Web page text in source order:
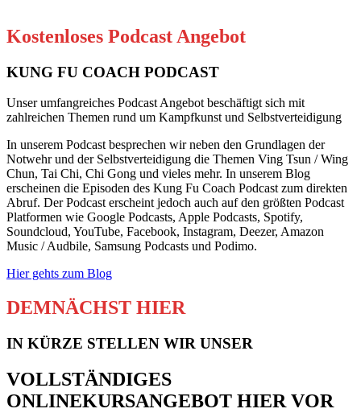
Kostenloses Podcast Angebot
KUNG FU COACH PODCAST
Unser umfangreiches Podcast Angebot beschäftigt sich mit
zahlreichen Themen rund um Kampfkunst und Selbstverteidigung
In unserem Podcast besprechen wir neben den Grundlagen der
Notwehr und der Selbstverteidigung die Themen Ving Tsun / Wing
Chun, Tai Chi, Chi Gong und vieles mehr. In unserem Blog
erscheinen die Episoden des Kung Fu Coach Podcast zum direkten
Abruf. Der Podcast erscheint jedoch auch auf den größten Podcast
Platformen wie Google Podcasts, Apple Podcasts, Spotify,
Soundcloud, YouTube, Facebook, Instagram, Deezer, Amazon
Music / Audbile, Samsung Podcasts und Podimo.
Hier gehts zum Blog
DEMNÄCHST HIER
IN KÜRZE STELLEN WIR UNSER
VOLLSTÄNDIGES
ONLINEKURSANGEBOT HIER VOR